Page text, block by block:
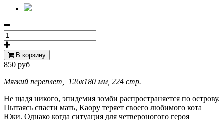
В корзину
850 руб
Мягкий переплет, 126x180 мм, 224 стр.
Не щадя никого, эпидемия зомби распространяется по острову.
Пытаясь спасти мать, Каору теряет своего любимого кота
Юки. Однако когда ситуация для четвероногого героя